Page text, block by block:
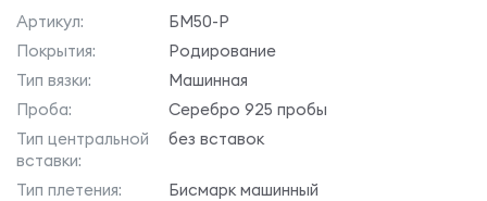
Артикул:
БМ50-Р
Покрытия:
Родирование
Тип вязки:
Машинная
Проба:
Серебро 925 пробы
Тип центральной
вставки:
без вставок
Тип плетения:
Бисмарк машинный